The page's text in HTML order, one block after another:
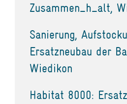
Zusammen_h_alt,
Sanierung,
Ersatzneubau der
Wiedikon
Habitat 8000: